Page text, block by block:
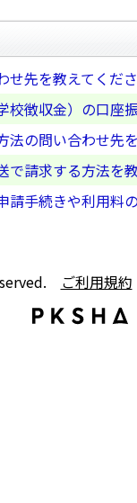
せ先を教えてくだ
校徴収金）の口座
法の問い合わせ先
で請求する方法を
請手続きや利用料
ご利用規約